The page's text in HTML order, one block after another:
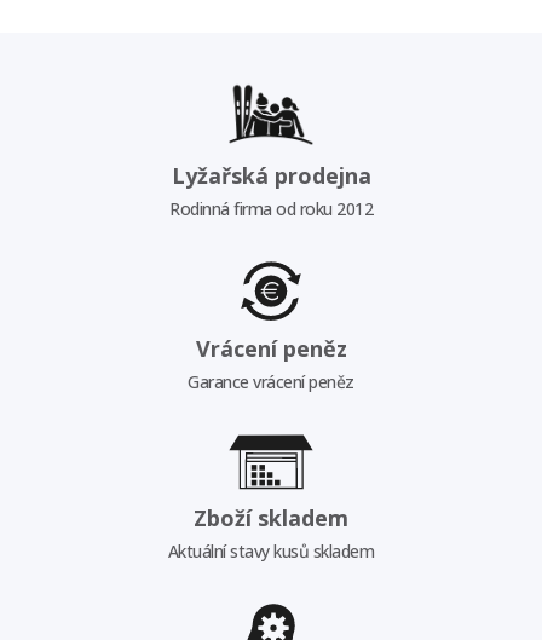
Lyžařská prodejna
Rodinná firma od roku 2012
Vrácení peněz
Garance vrácení peněz
Zboží skladem
Aktuální stavy kusů skladem